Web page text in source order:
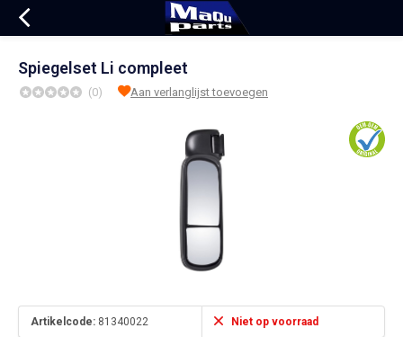
Spiegelset Li compleet
(0) Aan verlanglijst toevoegen
Artikelcode: 81340022 Niet op voorraad